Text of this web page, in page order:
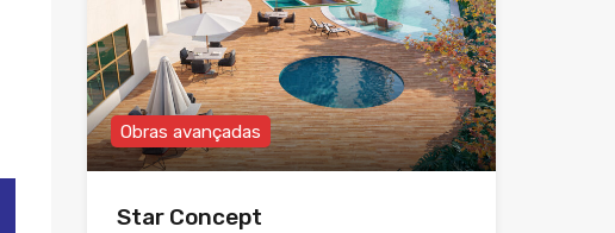
Obras avançadas
Star Concept